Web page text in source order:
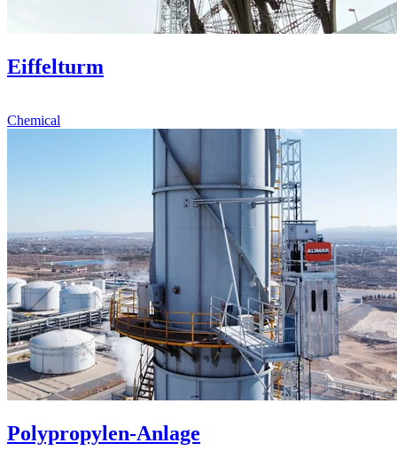
Eiffelturm
Chemical
Polypropylen-Anlage